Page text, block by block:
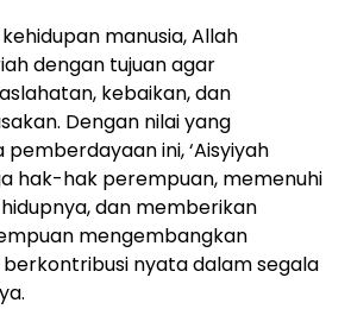
manusia, Allah
dengan tujuan agar
kebaikan, dan
Dengan nilai yang
ini, ‘Aisyiyah
hak-hak perempuan, memenuhi
dan memberikan
mengembangkan
nyata dalam segala